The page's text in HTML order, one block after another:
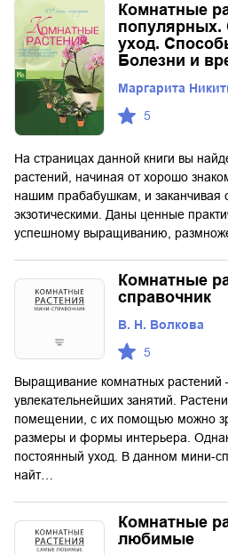
Комнатные
популярных.
уход.
Болезни и
Маргарита
5
На страницах данной книги вы
растений, начиная от хорошо
нашим прабабушкам, и заканчивая
экзотическими. Даны ценные
успешному выращиванию,
Комнатные
справочник
В. Н. Волкова
5
Выращивание комнатных растений
увлекательнейших занятий.
помещении, с их помощью можно
размеры и формы интерьера.
постоянный уход. В данном мини-
найт…
Комнатные
любимые